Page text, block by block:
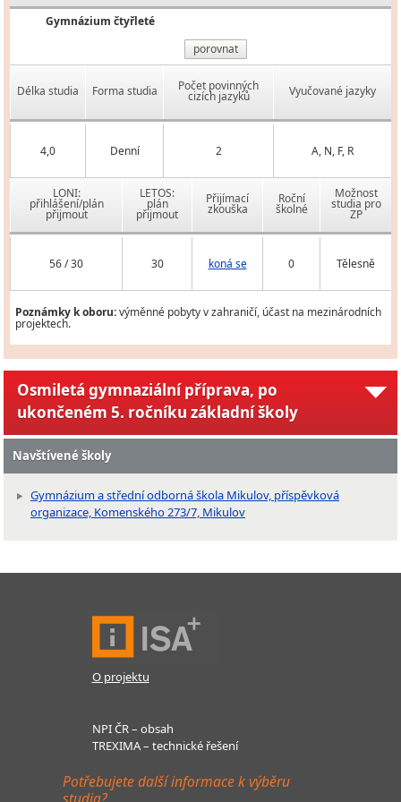
Gymnázium čtyřleté
porovnat
Délka studia Forma studia Počet povinných
cizích jazyků Vyučované jazyky
4,0 Denní 2 A, N, F, R
LONI:
přihlášení/plán
přijmout
LETOS:
plán
přijmout
Přijímací
zkouška
Roční
školné
Možnost
studia pro
ZP
56 / 30 30 koná se 0 Tělesně
Poznámky k oboru:výměnné pobyty v zahraničí, účast na mezinárodních
projektech.
Osmiletá gymnaziální příprava, po
ukončeném 5. ročníku základní školy
Navštívené školy
Gymnázium a střední odborná škola Mikulov, příspěvková
organizace, Komenského 273/7, Mikulov
O projektu
NPI ČR – obsah
TREXIMA – technické řešení
Potřebujete další informace k výběru